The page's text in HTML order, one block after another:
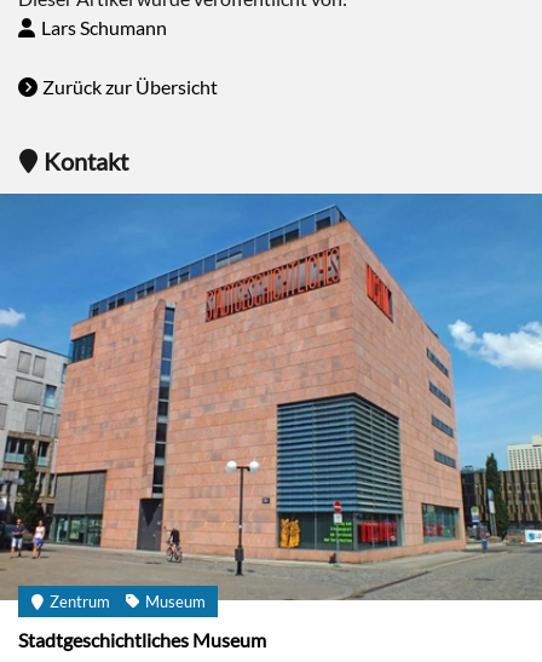
Lars Schumann
Zurück zur Übersicht
Kontakt
Zentrum Museum
Stadtgeschichtliches Museum